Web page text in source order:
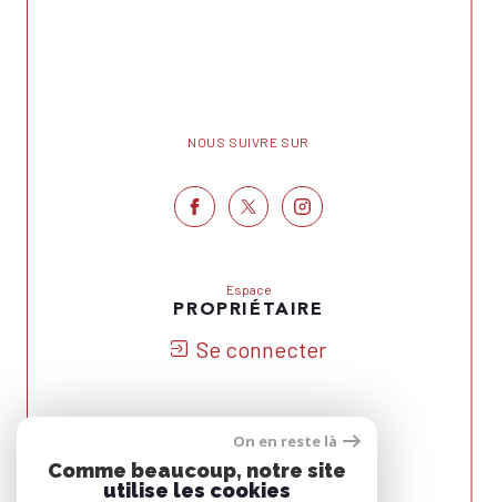
NOUS SUIVRE SUR
Espace
PROPRIÉTAIRE
Se connecter
ADHÉRONS
On en reste là
Comme beaucoup, notre site
utilise les cookies